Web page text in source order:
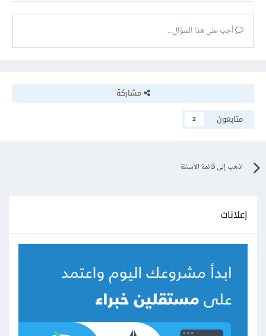
أجب على هذا السؤال...
مشاركة
متابعون
2
اذهب إلى قائمة الأسئلة
إعلانات